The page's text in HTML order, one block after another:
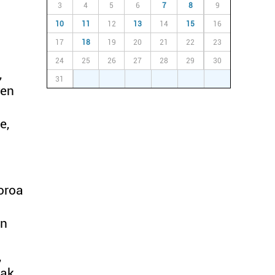
3 4 5 6 7 8 9
10 11 12 13 14 15 16
17 18 19 20 21 22 23
24 25 26 27 28 29 30
31